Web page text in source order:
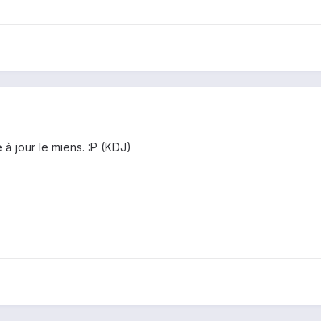
jour le miens. :P (KDJ)